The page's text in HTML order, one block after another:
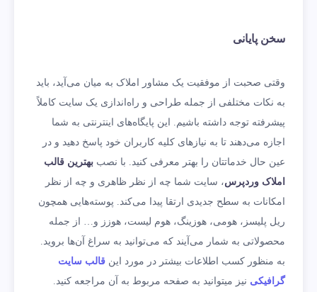
سخن پایانی
وقتی صحبت از موفقیت یک مشاور املاک به میان می‌آید، باید
به نکات مختلفی از جمله طراحی و راه‌اندازی یک سایت کاملاً
پیشرفته توجه داشته باشیم. این پایگاه‌های اینترنتی به شما
اجازه می‌دهند تا به نیازهای کلیه کاربران خود پاسخ دهید و در
عین حال خدماتتان را بهتر معرفی کنید. با نصب بهترین قالب
املاک وردپرس، سایت شما چه از نظر ظاهری و چه از نظر
امکانات به سطح جدیدی ارتقا پیدا می‌کند. پوسته‌هایی همچون
ریل پلیسز، هومی، هوزینگ، هوم لیست، هوزز و… از جمله
محصولاتی به شمار می‌آيند که می‌توانید به سراغ آن‌ها بروید.
به منظور کسب اطلاعات بیشتر در مورد این قالب سایت
گرافیکی نیز میتوانید به صفحه مربوط به آن مراجعه کنید.